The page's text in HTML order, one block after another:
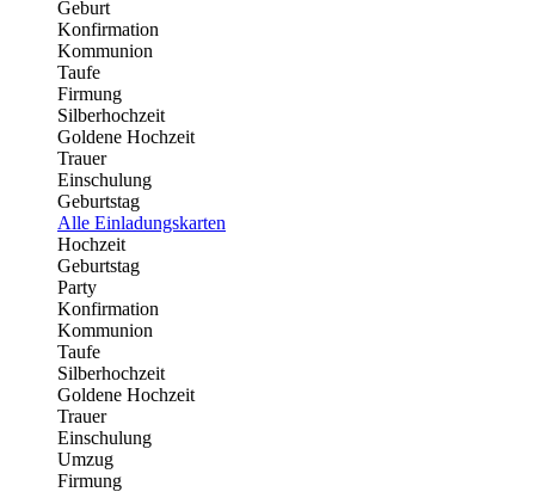
Geburt
Konfirmation
Kommunion
Taufe
Firmung
Silberhochzeit
Goldene Hochzeit
Trauer
Einschulung
Geburtstag
Alle Einladungskarten
Hochzeit
Geburtstag
Party
Konfirmation
Kommunion
Taufe
Silberhochzeit
Goldene Hochzeit
Trauer
Einschulung
Umzug
Firmung